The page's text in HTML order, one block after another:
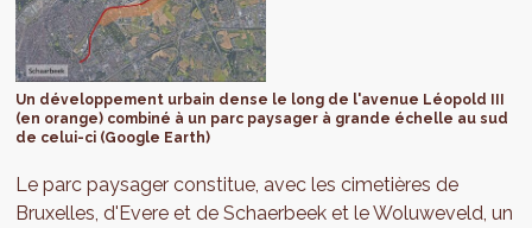
Un développement urbain dense le long de l'avenue Léopold III
(en orange) combiné à un parc paysager à grande échelle au sud
de celui-ci (Google Earth)
Le parc paysager constitue, avec les cimetières de
Bruxelles, d'Evere et de Schaerbeek et le Woluweveld, un